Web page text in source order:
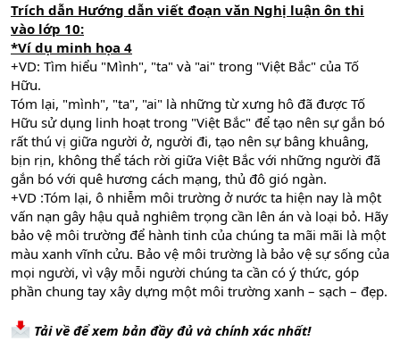
Trích dẫn Hướng dẫn viết đoạn văn Nghị luận ôn thi
vào lớp 10:
*Ví dụ minh họa 4
+VD: Tìm hiểu "Mình", "ta" và "ai" trong "Việt Bắc" của Tố
Hữu.
Tóm lại, "mình", "ta", "ai" là những từ xưng hô đã được Tố
Hữu sử dụng linh hoạt trong "Việt Bắc" để tạo nên sự gắn bó
rất thú vị giữa người ở, người đi, tạo nên sự bâng khuâng,
bịn rịn, không thể tách rời giữa Việt Bắc với những người đã
gắn bó với quê hương cách mạng, thủ đô gió ngàn.
+VD :Tóm lại, ô nhiễm môi trường ở nước ta hiện nay là một
vấn nạn gây hậu quả nghiêm trọng cần lên án và loại bỏ. Hãy
bảo vệ môi trường để hành tinh của chúng ta mãi mãi là một
màu xanh vĩnh cửu. Bảo vệ môi trường là bảo vệ sự sống của
mọi người, vì vậy mỗi người chúng ta cần có ý thức, góp
phần chung tay xây dựng một môi trường xanh – sạch – đẹp.
Tải về để xem bản đầy đủ và chính xác nhất!